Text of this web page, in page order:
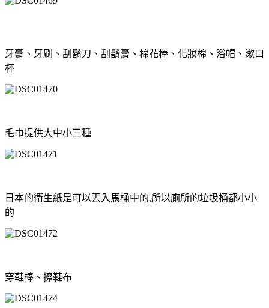
牙膏、牙刷、刮鬍刀、刮鬍膏、棉花棒、化妝棉、浴帽、漱口
杯
毛巾提供大中小三種
日本的衛生紙是可以丟入馬桶中的,所以廁所的垃圾桶都小小
的
穿鞋棒、擦鞋布